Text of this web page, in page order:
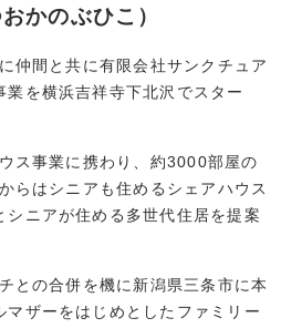
かのぶひこ）
仲間と共に有限会社サンクチュア
業を横浜吉祥寺下北沢でスター
ス事業に携わり、約3000部屋の
らはシニアも住めるシェアハウス
シニアが住める多世代住居を提案
との合併を機に新潟県三条市に本
マザーをはじめとしたファミリー